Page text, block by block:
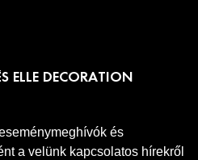
ELLE DECORATION
és
a velünk kapcsolatos hírekről